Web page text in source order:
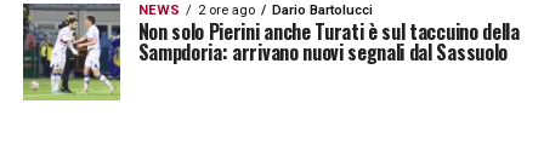
NEWS 2 ore ago Dario Bartolucci
Non solo Pierini anche Turati è sul taccuino della
Sampdoria: arrivano nuovi segnali dal Sassuolo